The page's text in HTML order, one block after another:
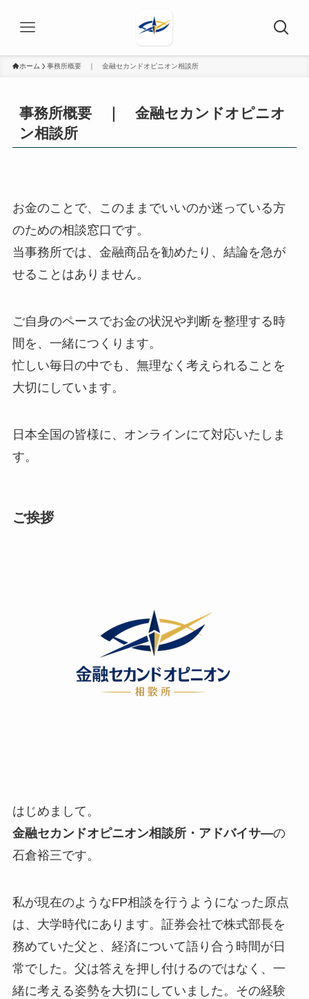
ホーム 事務所概要 ｜ 金融セカンドオピニオン相談所
事務所概要 ｜ 金融セカンドオピニオ
ン相談所
お金のことで、このままでいいのか迷っている方
のための相談窓口です。
当事務所では、金融商品を勧めたり、結論を急が
せることはありません。
ご自身のペースでお金の状況や判断を整理する時
間を、一緒につくります。
忙しい毎日の中でも、無理なく考えられることを
大切にしています。
日本全国の皆様に、オンラインにて対応いたしま
す。
ご挨拶
はじめまして。
金融セカンドオピニオン相談所・アドバイサ―の
石倉裕三です。
私が現在のようなFP相談を行うようになった原点
は、大学時代にあります。証券会社で株式部長を
務めていた父と、経済について語り合う時間が日
常でした。父は答えを押し付けるのではなく、一
緒に考える姿勢を大切にしていました。その経験